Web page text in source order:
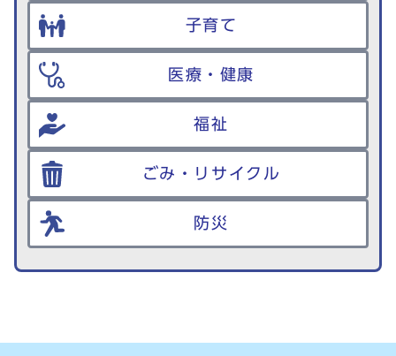
子育て
医療・健康
福祉
ごみ・リサイクル
防災